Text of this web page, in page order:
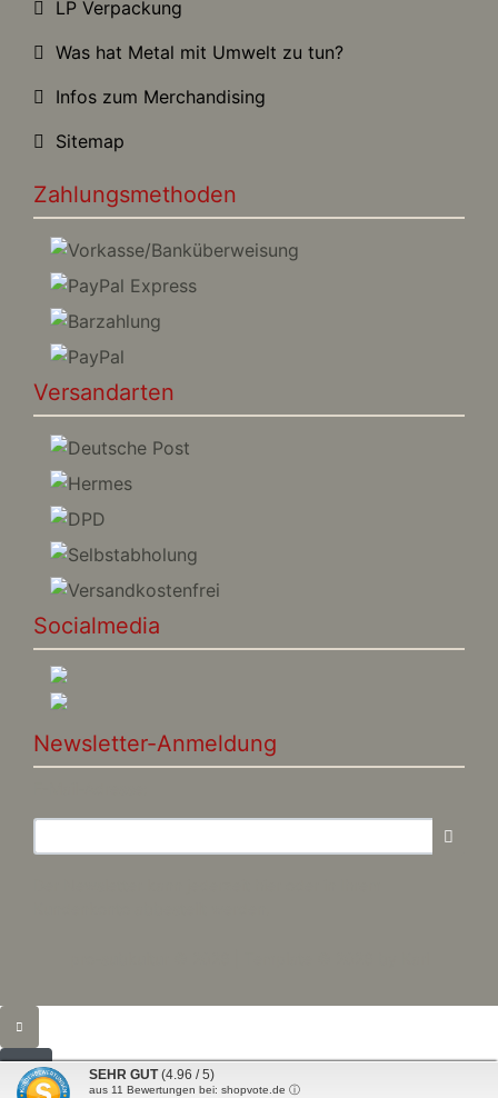
LP Verpackung
Was hat Metal mit Umwelt zu tun?
Infos zum Merchandising
Sitemap
Zahlungsmethoden
Versandarten
Socialmedia
Newsletter-Anmeldung
SEHR GUT (4.96 / 5)
aus 11 Bewertungen bei: shopvote.de ⓘ